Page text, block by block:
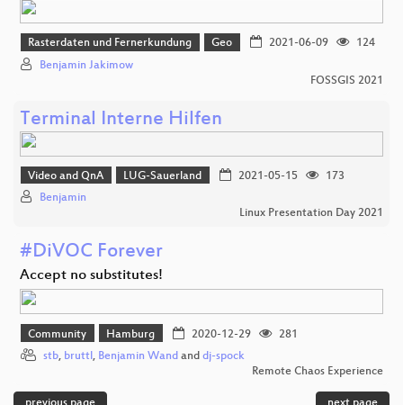
Rasterdaten und Fernerkundung Geo 2021-06-09
124
Benjamin Jakimow
FOSSGIS 2021
Terminal Interne Hilfen
Video and QnA LUG-Sauerland 2021-05-15
173
Benjamin
Linux Presentation Day 2021
#DiVOC Forever
Accept no substitutes!
Community Hamburg 2020-12-29
281
stb, bruttl, Benjamin Wand and dj-spock
Remote Chaos Experience